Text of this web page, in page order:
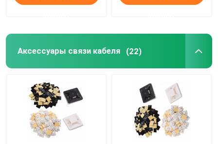
Аксессуары связи кабеля (22)